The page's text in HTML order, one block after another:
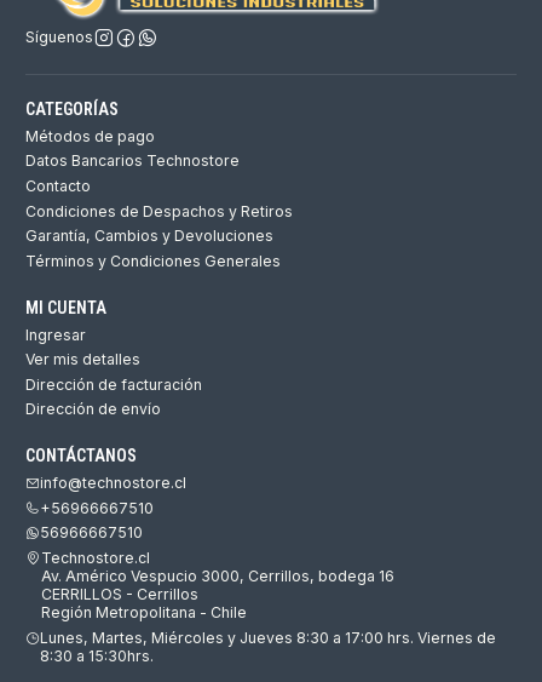
Síguenos
CATEGORÍAS
Métodos de pago
Datos Bancarios Technostore
Contacto
Condiciones de Despachos y Retiros
Garantía, Cambios y Devoluciones
Términos y Condiciones Generales
MI CUENTA
Ingresar
Ver mis detalles
Dirección de facturación
Dirección de envío
CONTÁCTANOS
info@technostore.cl
+56966667510
56966667510
Technostore.cl
Av. Américo Vespucio 3000, Cerrillos, bodega 16
CERRILLOS - Cerrillos
Región Metropolitana - Chile
Lunes, Martes, Miércoles y Jueves 8:30 a 17:00 hrs. Viernes de
8:30 a 15:30hrs.